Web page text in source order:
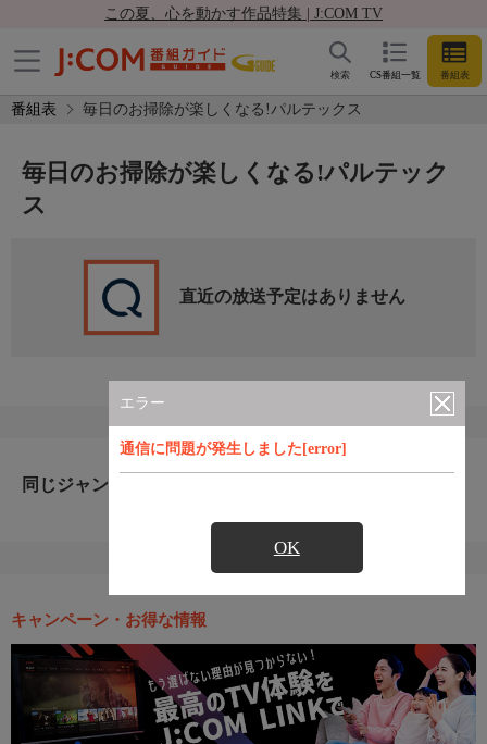
この夏、心を動かす作品特集 | J:COM TV
CS番組一覧 番組表
検索
番組表 毎日のお掃除が楽しくなる!パルテックス
エラー
通信に問題が発生しました[error]
OK
毎日のお掃除が楽しくなる!パルテック
ス
直近の放送予定はありません
同じジャンルのおすすめ番組
キャンペーン・お得な情報